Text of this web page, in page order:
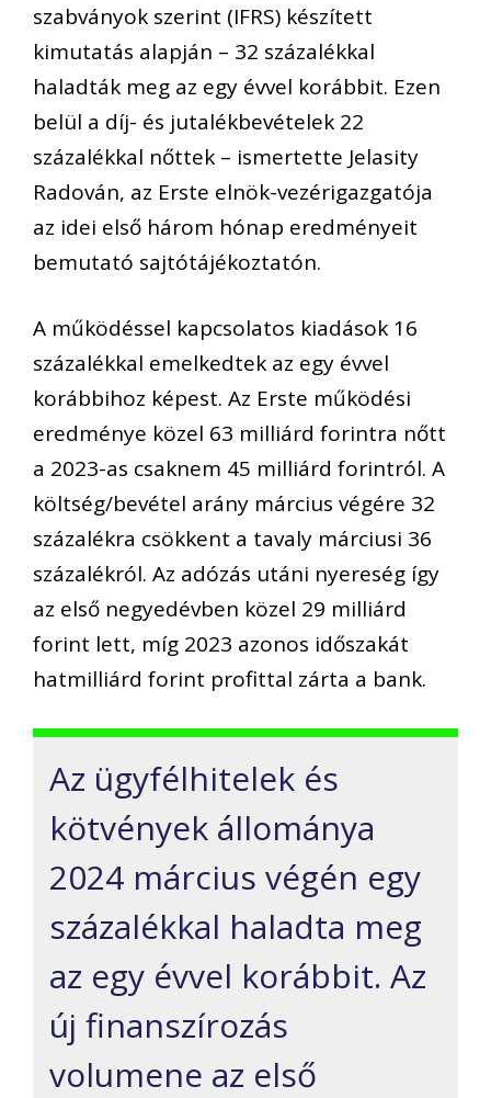
szabványok szerint (IFRS) készített
kimutatás alapján – 32 százalékkal
haladták meg az egy évvel korábbit. Ezen
belül a díj- és jutalékbevételek 22
százalékkal nőttek – ismertette Jelasity
Radován, az Erste elnök-vezérigazgatója
az idei első három hónap eredményeit
bemutató sajtótájékoztatón.
A működéssel kapcsolatos kiadások 16
százalékkal emelkedtek az egy évvel
korábbihoz képest. Az Erste működési
eredménye közel 63 milliárd forintra nőtt
a 2023-as csaknem 45 milliárd forintról. A
költség/bevétel arány március végére 32
százalékra csökkent a tavaly márciusi 36
százalékról. Az adózás utáni nyereség így
az első negyedévben közel 29 milliárd
forint lett, míg 2023 azonos időszakát
hatmilliárd forint profittal zárta a bank.
Az ügyfélhitelek és
kötvények állománya
2024 március végén egy
százalékkal haladta meg
az egy évvel korábbit. Az
új finanszírozás
volumene az első